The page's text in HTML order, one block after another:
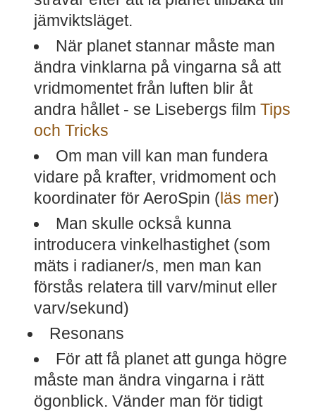
jämviktsläget.
När planet stannar måste man
ändra vinklarna på vingarna så att
vridmomentet från luften blir åt
andra hållet - se Lisebergs film Tips
och Tricks
Om man vill kan man fundera
vidare på krafter, vridmoment och
koordinater för AeroSpin ( läs mer)
Man skulle också kunna
introducera vinkelhastighet (som
mäts i radianer/s, men man kan
förstås relatera till varv/minut eller
varv/sekund)
Resonans
För att få planet att gunga högre
måste man ändra vingarna i rätt
ögonblick. Vänder man för tidigt